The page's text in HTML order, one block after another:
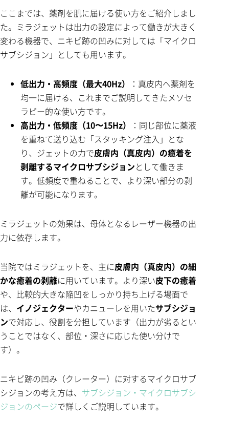
ここまでは、薬剤を肌に届ける使い方をご紹介しまし
た。ミラジェットは出力の設定によって働きが大きく
変わる機器で、ニキビ跡の凹みに対しては「マイクロ
サブシジョン」としても用います。
低出力・高頻度（最大40Hz）
：真皮内へ薬剤を
均一に届ける、これまでご説明してきたメソセ
ラピー的な使い方です。
高出力・低頻度（10〜15Hz）
：同じ部位に薬液
を重ねて送り込む「スタッキング注入」とな
り、ジェットの力で皮膚内（真皮内）の癒着を
剥離するマイクロサブシジョンとして働きま
す。低頻度で重ねることで、より深い部分の剥
離が可能になります。
ミラジェットの効果は、母体となるレーザー機器の出
力に依存します。
当院ではミラジェットを、主に皮膚内（真皮内）の細
かな癒着の剥離に用いています。より深い皮下の癒着
や、比較的大きな陥凹をしっかり持ち上げる場面で
は、 イノジェクターやカニューレを用いたサブシジョ
ンで対応し、役割を分担しています（出力が劣るとい
うことではなく、部位・深さに応じた使い分けで
す）。
ニキビ跡の凹み（クレーター）に対するマイクロサブ
シジョンの考え方は、 サブシジョン・マイクロサブシ
ジョンのページで詳しくご説明しています。